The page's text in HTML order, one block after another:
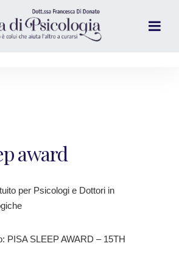
award
per Psicologi e Dottori in
PISA SLEEP AWARD – 15TH